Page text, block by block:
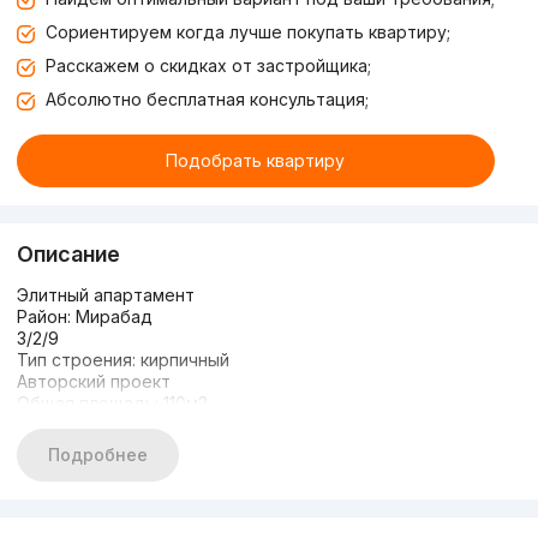
Сориентируем когда лучше покупать квартиру;
Расскажем о скидках от застройщика;
Абсолютно бесплатная консультация;
Подобрать квартиру
Описание
Элитный апартамент
Район: Мирабад
3/2/9
Тип строения: кирпичный
Авторский проект
Общая площадь: 110м2
Парковочное место
Детская площадка
Подробнее